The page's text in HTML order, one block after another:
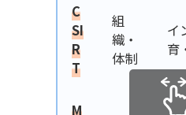
C
SI
R
T
組
織・
体制
イ
育
M